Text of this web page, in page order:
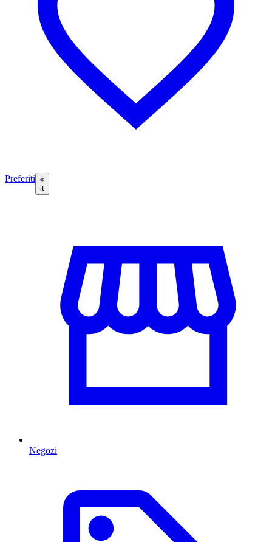
Preferiti
it
Negozi